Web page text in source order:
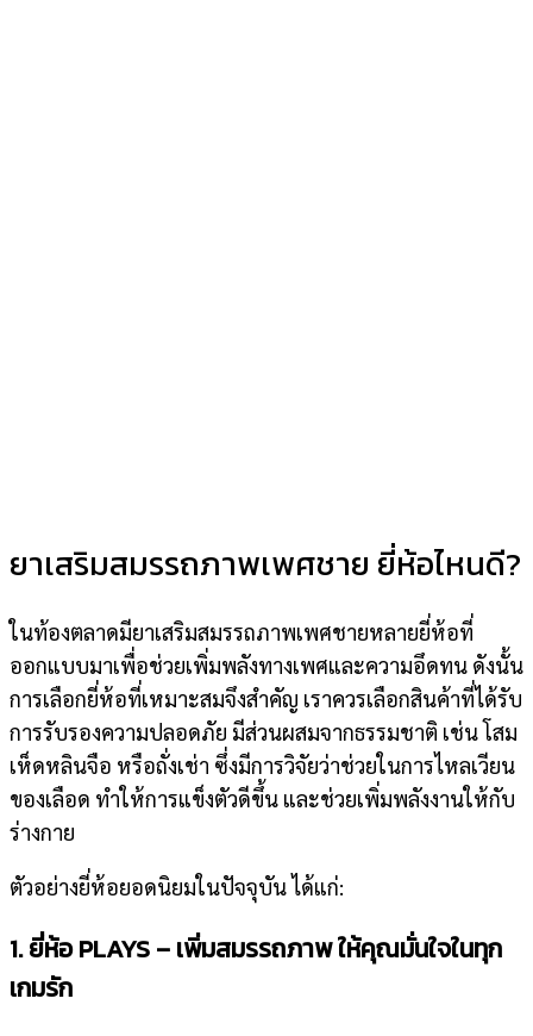
ยาเสริมสมรรถภาพเพศชาย ยี่ห้อไหนดี?
ในท้องตลาดมียาเสริมสมรรถภาพเพศชายหลายยี่ห้อที่
ออกแบบมาเพื่อช่วยเพิ่มพลังทางเพศและความอึดทน ดังนั้น
การเลือกยี่ห้อที่เหมาะสมจึงสำคัญ เราควรเลือกสินค้าที่ได้รับ
การรับรองความปลอดภัย มีส่วนผสมจากธรรมชาติ เช่น โสม
เห็ดหลินจือ หรือถั่งเช่า ซึ่งมีการวิจัยว่าช่วยในการไหลเวียน
ของเลือด ทำให้การแข็งตัวดีขึ้น และช่วยเพิ่มพลังงานให้กับ
ร่างกาย
ตัวอย่างยี่ห้อยอดนิยมในปัจจุบัน ได้แก่:
1. ยี่ห้อ PLAYS – เพิ่มสมรรถภาพ ให้คุณมั่นใจในทุก
เกมรัก